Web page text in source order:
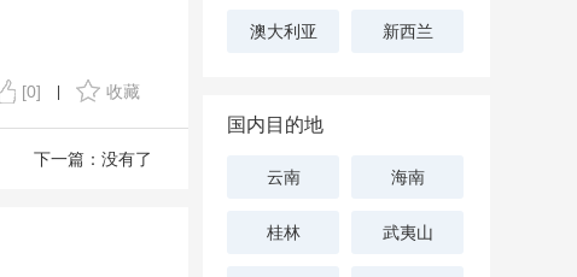
[0] 收藏
下一篇：没有了
澳大利亚 新西兰
国内目的地
云南 海南
桂林 武夷山